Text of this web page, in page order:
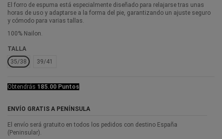
El forro de espuma está especialmente diseñado para relajarse tras unas
horas de uso y adaptarse a la forma del pie, garantizando un ajuste seguro
y cómodo para varias tallas.
100% Nailon.
TALLA
35/38
39/41
Obtendrás 185.00 Puntos
ENVÍO GRATIS A PENÍNSULA
El envío será gratuito en todos los pedidos con destino España
(Peninsular).